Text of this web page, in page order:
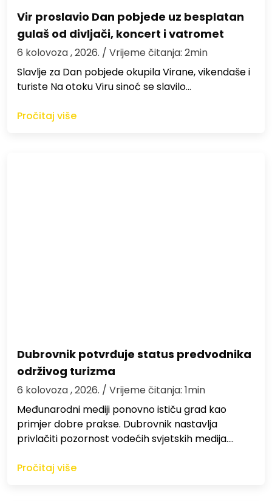
Vir proslavio Dan pobjede uz besplatan
gulaš od divljači, koncert i vatromet
6 kolovoza , 2026. / Vrijeme čitanja: 2min
Slavlje za Dan pobjede okupila Virane, vikendaše i
turiste Na otoku Viru sinoć se slavilo…
Pročitaj više
Dubrovnik potvrđuje status predvodnika
održivog turizma
6 kolovoza , 2026. / Vrijeme čitanja: 1min
Međunarodni mediji ponovno ističu grad kao
primjer dobre prakse. Dubrovnik nastavlja
privlačiti pozornost vodećih svjetskih medija.…
Pročitaj više